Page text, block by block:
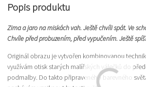
Popis produktu
Zima a jaro na miskách vah. Ještě chvíli spát. Ve
Chvíle před probuzením, před vypučením. Ještě
Originál obrazu je vytvořen kombinovanou
využívám otisk starých malířských válečků do
podmalby. Do takto připraveného barevného